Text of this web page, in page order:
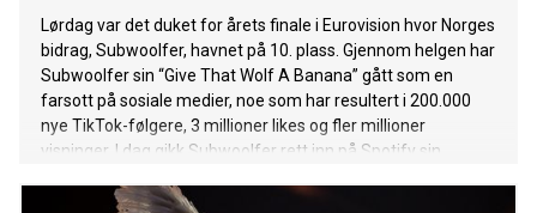
Lørdag var det duket for årets finale i Eurovision hvor Norges
bidrag, Subwoolfer, havnet på 10. plass. Gjennom helgen har
Subwoolfer sin “Give That Wolf A Banana” gått som en
farsott på sosiale medier, noe som har resultert i 200.000
nye TikTok-følgere, 3 millioner likes og fler millioner
visninger. I dag gikk Subwoolfer rett inn på Spotify sin
bidragene fra årets Eurovision, i tillegg er de #7 på den